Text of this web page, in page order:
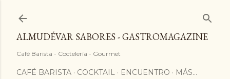
ALMUDÉVAR SABORES - GASTROMAGAZINE
Café Barista - Coctelería - Gourmet
CAFÉ BARISTA COCKTAIL ENCUENTRO MÁS…